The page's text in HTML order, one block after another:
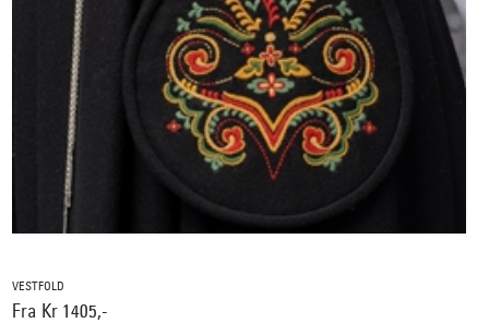
VESTFOLD
Fra Kr 1405,-